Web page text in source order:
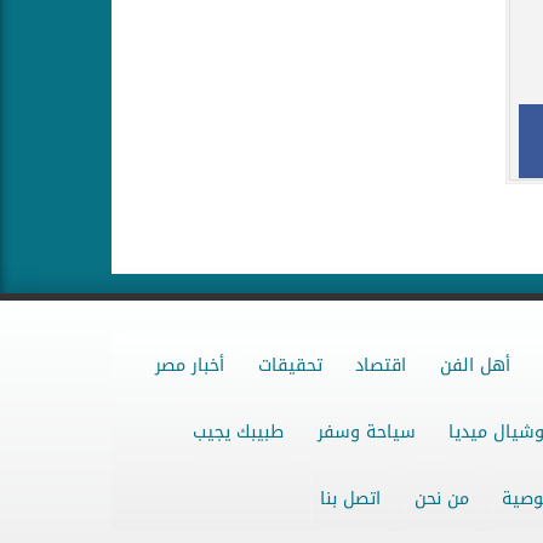
أهل الفن اقتصاد تحقيقات أخبار مصر
ميديا سياحة وسفر طبيبك يجيب
من نحن اتصل بنا